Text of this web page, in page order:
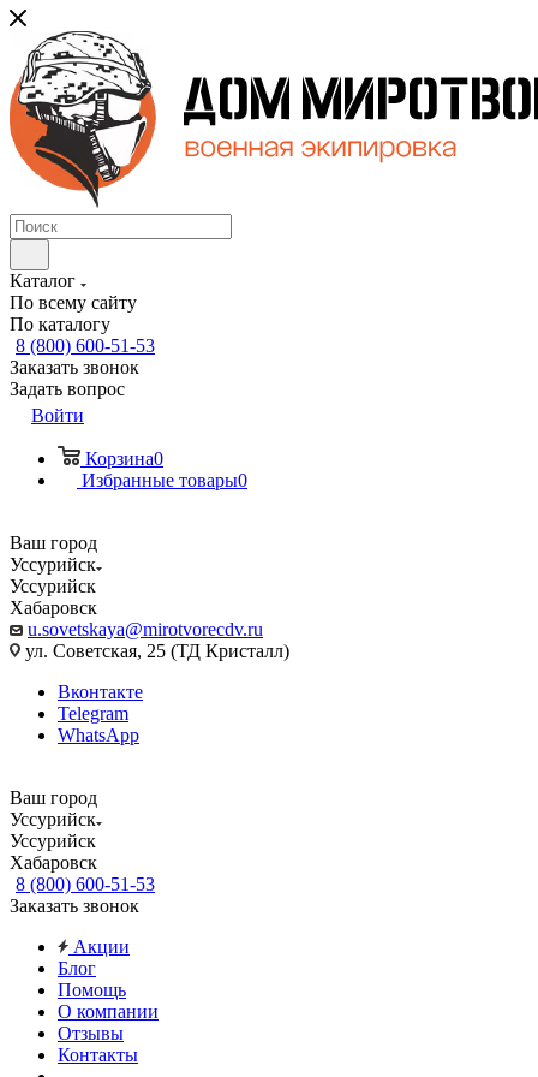
Каталог
По всему сайту
По каталогу
8 (800) 600-51-53
Заказать звонок
Задать вопрос
Войти
Корзина0
Избранные товары0
Ваш город
Уссурийск
Уссурийск
Хабаровск
u.sovetskaya@mirotvorecdv.ru
ул. Советская, 25 (ТД Кристалл)
Вконтакте
Telegram
WhatsApp
Ваш город
Уссурийск
Уссурийск
Хабаровск
8 (800) 600-51-53
Заказать звонок
Акции
Блог
Помощь
О компании
Отзывы
Контакты